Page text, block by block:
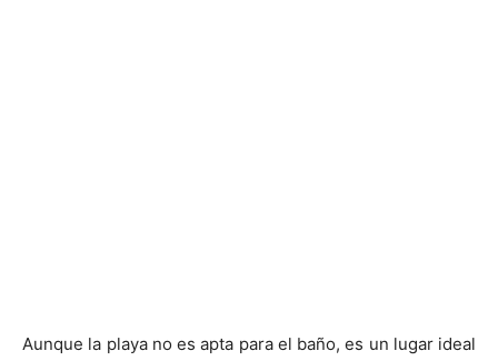
Aunque la playa no es apta para el baño, es un lugar ideal